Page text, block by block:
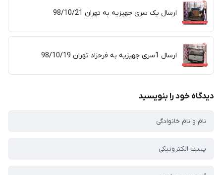
ارسال یک سری جهیزیه به تهران 98/10/21
ارسال 1سری جهیزیه به فرحزاد تهران 98/10/19
دیدگاه خود را بنویسید